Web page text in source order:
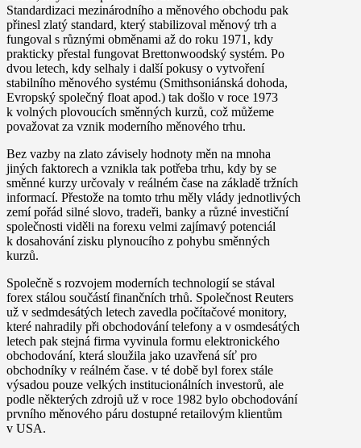
Standardizaci mezinárodního a měnového obchodu pak
přinesl zlatý standard, který stabilizoval měnový trh a
fungoval s různými obměnami až do roku 1971, kdy
prakticky přestal fungovat Brettonwoodský systém. Po
dvou letech, kdy selhaly i další pokusy o vytvoření
stabilního měnového systému (Smithsoniánská dohoda,
Evropský společný float apod.) tak došlo v roce 1973
k volných plovoucích směnných kurzů, což můžeme
považovat za vznik moderního měnového trhu.
Bez vazby na zlato závisely hodnoty měn na mnoha
jiných faktorech a vznikla tak potřeba trhu, kdy by se
směnné kurzy určovaly v reálném čase na základě tržních
informací. Přestože na tomto trhu měly vlády jednotlivých
zemí pořád silné slovo, tradeři, banky a různé investiční
společnosti viděli na forexu velmi zajímavý potenciál
k dosahování zisku plynoucího z pohybu směnných
kurzů.
Společně s rozvojem moderních technologií se stával
forex stálou součástí finančních trhů. Společnost Reuters
už v sedmdesátých letech zavedla počítačové monitory,
které nahradily při obchodování telefony a v osmdesátých
letech pak stejná firma vyvinula formu elektronického
obchodování, která sloužila jako uzavřená síť pro
obchodníky v reálném čase. v té době byl forex stále
výsadou pouze velkých institucionálních investorů, ale
podle některých zdrojů už v roce 1982 bylo obchodování
prvního měnového páru dostupné retailovým klientům
v USA.